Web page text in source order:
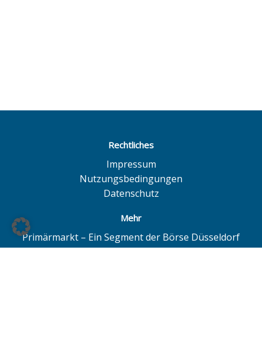
Rechtliches
Impressum
Nutzungsbedingungen
Datenschutz
Mehr
Primärmarkt – Ein Segment der Börse Düsseldorf
Quotrix – Ein System der Börse Düsseldorf